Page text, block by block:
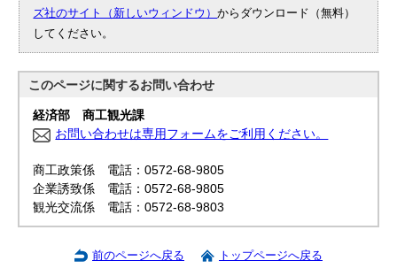
ズ社のサイト（新しいウィンドウ）からダウンロード（無料）
してください。
このページに関するお問い合わせ
経済部 商工観光課
お問い合わせは専用フォームをご利用ください。
商工政策係 電話：0572-68-9805
企業誘致係 電話：0572-68-9805
観光交流係 電話：0572-68-9803
前のページへ戻る トップページへ戻る